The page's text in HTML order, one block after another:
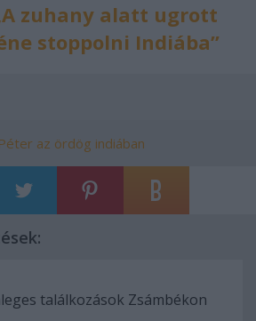
zuhany alatt ugrott
stoppolni Indiába”
az ördög indiában
találkozások Zsámbékon